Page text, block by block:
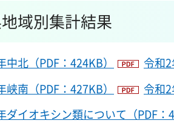
域別集計結果
中北（PDF：424KB）
令和2
峡南（PDF：427KB）
令和2
ダイオキシン類について（PDF：